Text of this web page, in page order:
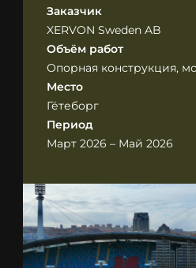
Заказчик
XERVON Sweden AB
Объём работ
Опорная конструкция,
Место
Гётеборг
Период
Март 2026 – Май 2026